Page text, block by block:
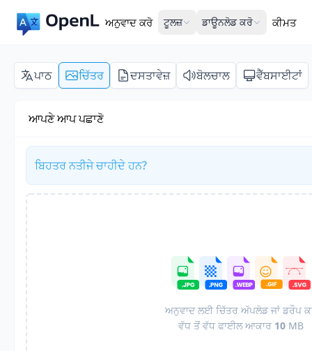
ਅਨੁਵਾਦ ਕਰੋ ਟੂਲਜ਼ ਡਾਊਨਲੋਡ ਕਰੋ ਕੀਮਤ
ਪਾਠ ਚਿੱਤਰ ਦਸਤਾਵੇਜ਼ ਬੋਲਚਾਲ ਵੈੱਬਸਾਈਟਾਂ
ਆਪਣੇ ਆਪ ਪਛਾਣੋ
ਬਿਹਤਰ ਨਤੀਜੇ ਚਾਹੀਦੇ ਹਨ?
ਅਨੁਵਾਦ ਲਈ ਚਿੱਤਰ ਅੱਪਲੋਡ ਜਾਂ ਡਰੌਪ
ਵੱਧ ਤੋਂ ਵੱਧ ਫਾਈਲ ਆਕਾਰ 10 MB